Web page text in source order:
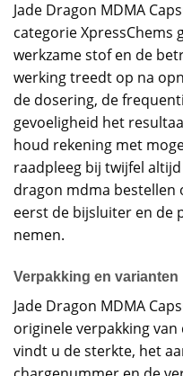
Jade Dragon MDMA
categorie XpressChems
werkzame stof en de
werking treedt op na
de dosering, de
gevoeligheid het
houd rekening met
raadpleeg bij twijfel
dragon mdma bestellen
eerst de bijsluiter en de
nemen.
Verpakking en varianten
Jade Dragon MDMA
originele verpakking
vindt u de sterkte, het